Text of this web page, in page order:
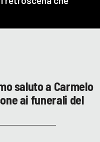
saluto a Carmelo
ai funerali del